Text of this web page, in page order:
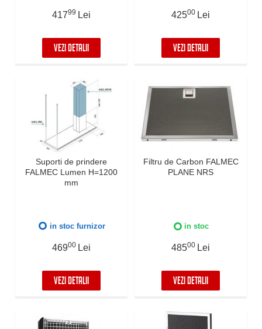
41799 Lei
VEZI DETALII
42500 Lei
VEZI DETALII
Suporti de prindere
FALMEC Lumen H=1200
mm
in stoc furnizor
46900 Lei
VEZI DETALII
Filtru de Carbon FALMEC
PLANE NRS
in stoc
48500 Lei
VEZI DETALII